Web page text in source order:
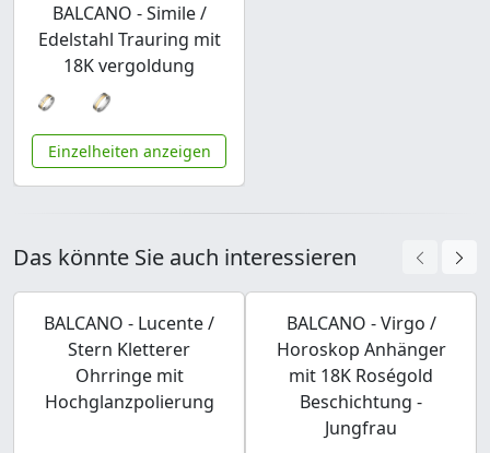
BALCANO - Simile /
Edelstahl Trauring mit
18K vergoldung
Einzelheiten anzeigen
Das könnte Sie auch interessieren
BALCANO - Lucente /
Stern Kletterer
Ohrringe mit
Hochglanzpolierung
BALCANO - Virgo /
Horoskop Anhänger
mit 18K Roségold
Beschichtung -
Jungfrau